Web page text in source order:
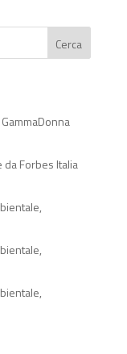
Cerca
Forbes Italia